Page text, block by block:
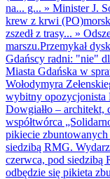
na... g... » Minister J.
krew z krwi
zszedł z trasy... »
marszu.Przemykał
Gdańscy radni: "nie"
Miasta Gdańska w
Wołodymyra
wybitny opozycjonista
Dowgiałło – architekt,
współtwórca
pikiecie
siedzibą RMG.
czerwca, pod siedzibą
odbędzie się pikieta